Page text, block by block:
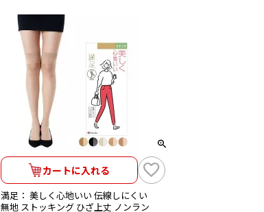
カートに入れる
満足： 美しく心地いい 伝線しにくい
無地 ストッキング ひざ上丈 ノンラン